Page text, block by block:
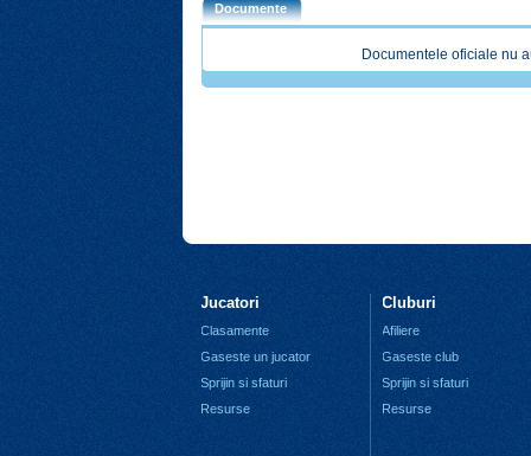
Documente
Documentele oficiale nu
Jucatori
Clasamente
Gaseste un jucator
Sprijin si sfaturi
Resurse
Cluburi
Afiliere
Gaseste club
Sprijin si sfaturi
Resurse